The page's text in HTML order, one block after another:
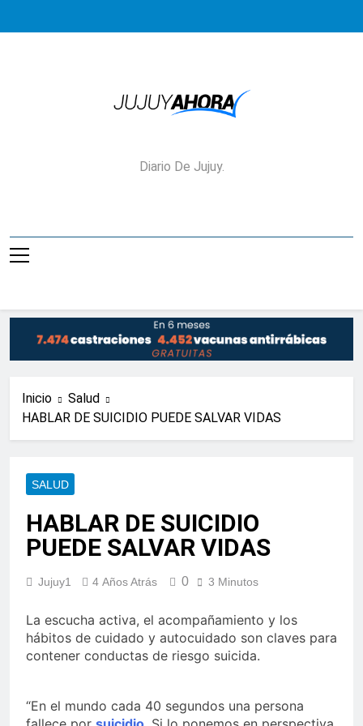
Jujuy Ahora!
Diario De Jujuy.
Inicio
Salud
HABLAR DE SUICIDIO PUEDE SALVAR VIDAS
SALUD
HABLAR DE SUICIDIO
PUEDE SALVAR VIDAS
Jujuy1 4 Años Atrás 0 3 Minutos
La escucha activa, el acompañamiento y los
hábitos de cuidado y autocuidado son claves para
contener conductas de riesgo suicida.
“En el mundo cada 40 segundos una persona